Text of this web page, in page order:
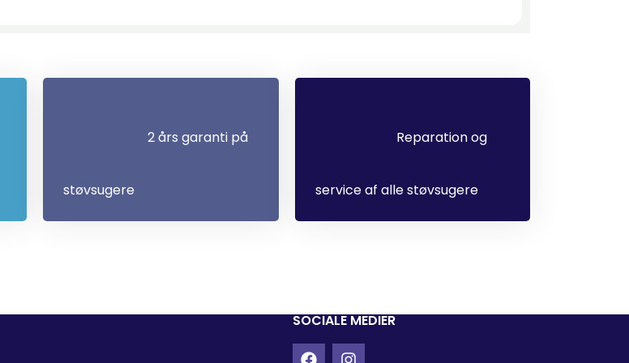
2 års garanti på
støvsugere
Reparation og
service af alle støvsugere
SOCIALE MEDIER